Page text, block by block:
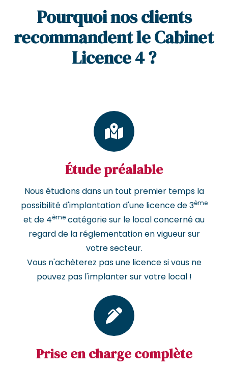
Pourquoi nos clients
recommandent le Cabinet
Licence 4 ?
Étude préalable
Nous étudions dans un tout premier temps la
possibilité d'implantation d'une licence de 3ème
et de 4ème catégorie sur le local concerné au
regard de la réglementation en vigueur sur
votre secteur.
Vous n'achèterez pas une licence si vous ne
pouvez pas l'implanter sur votre local !
Prise en charge complète